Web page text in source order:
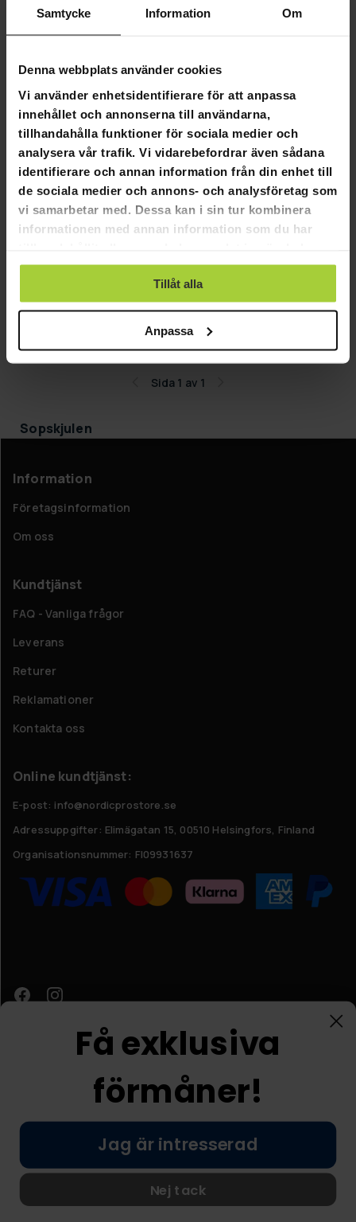
Samtycke Information Om
Denna webbplats använder cookies
Vi använder enhetsidentifierare för att anpassa
innehållet och annonserna till användarna,
tillhandahålla funktioner för sociala medier och
analysera vår trafik. Vi vidarebefordrar även sådana
identifierare och annan information från din enhet till
de sociala medier och annons- och analysföretag som
vi samarbetar med. Dessa kan i sin tur kombinera
informationen med annan information som du har
använt deras tjänster.
Tillåt alla
Anpassa
3 390,00 kr 4 990,00 kr
-42%
Fornorth Sopskjul 98x101x131cm, mörkgrå
2 290,00 kr
Sida 1 av 1
Sopskjulen
Information
Företagsinformation
Om oss
Kundtjänst
FAQ - Vanliga frågor
Leverans
Returer
Reklamationer
Kontakta oss
Online kundtjänst:
E-post: info@nordicprostore.se
Adressuppgifter: Elimägatan 15, 00510 Helsingfors, Finland
Organisationsnummer: FI09931637
© Nordic Prostore 2026
Allmänna villkor
Få exklusiva
förmåner!
Jag är intresserad
Nej tack